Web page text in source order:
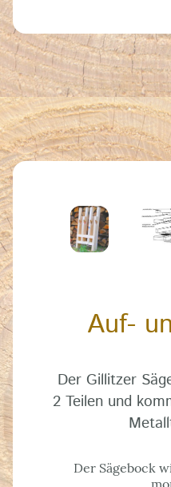
Auf-
Der Gillitzer
2 Teilen und
Der Sägebock